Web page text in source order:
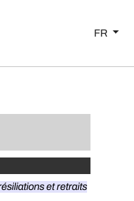
FR
et retraits